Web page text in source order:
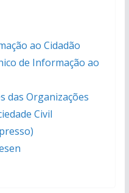
ao Cidadão
de Informação ao
das Organizações
Civil